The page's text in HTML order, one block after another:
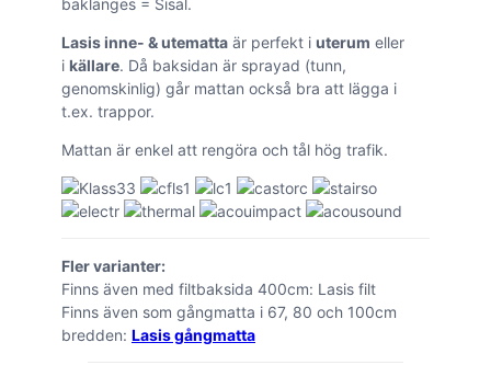
baklänges = Sisal.
Lasis inne- & utematta är perfekt i uterum eller
i källare. Då baksidan är sprayad (tunn,
genomskinlig) går mattan också bra att lägga i
t.ex. trappor.
Mattan är enkel att rengöra och tål hög trafik.
Fler varianter:
Finns även med filtbaksida 400cm: Lasis filt
Finns även som gångmatta i 67, 80 och 100cm
bredden: Lasis gångmatta